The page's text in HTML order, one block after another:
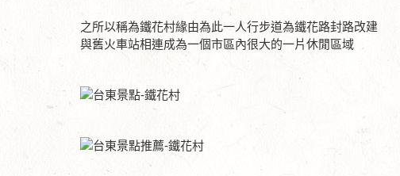
之所以稱為鐵花村緣由為此一人行步道為鐵花路封路改建
與舊火車站相連成為一個市區內很大的一片休閒區域